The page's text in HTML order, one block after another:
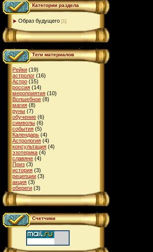
Категории раздела
Образ будущего [1]
Теги материалов
Рейки (19)
астролог (16)
Астро (15)
россия (14)
мероприятия (10)
Волшебное (8)
магия (8)
руны (7)
обучение (6)
символы (6)
события (5)
Календарь (4)
Астрология (4)
консультация (4)
эзотерика (4)
славяне (4)
Приз (3)
история (3)
рецепции (3)
акция (3)
обереги (3)
Счетчики